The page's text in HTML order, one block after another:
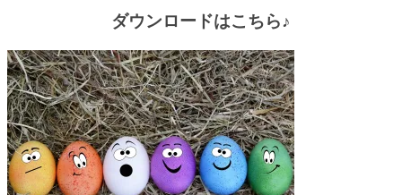
ダウンロードはこちら♪